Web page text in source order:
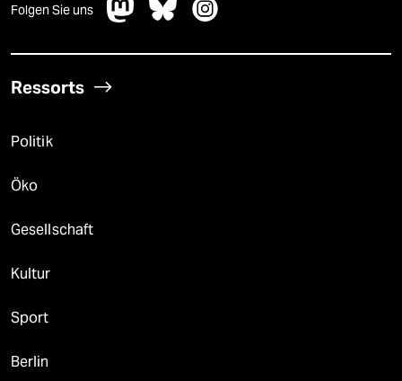
Folgen Sie uns
Ressorts
Politik
Öko
Gesellschaft
Kultur
Sport
Berlin